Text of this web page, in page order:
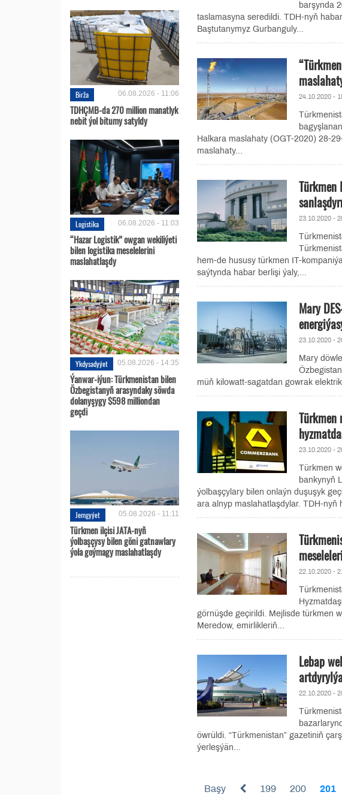
Birža 06.08.2026 - 11:06
TDHÇMB-da 270 million manatlyk
nebit ýol bitumy satyldy
Logistika 06.08.2026 - 11:03
“Hazar Logistik” owgan wekiliýeti
bilen logistika meselelerini
maslahatlaşdy
Ykdysadyýet 05.08.2026 - 14:35
Ýanwar-iýun: Türkmenistan bilen
Özbegistanyň arasyndaky söwda
dolanyşygy $598 milliondan
geçdi
Jemgyýet 05.08.2026 - 11:11
Türkmen ilçisi JATA-nyň
ýolbaşçysy bilen göni gatnawlary
ýola goýmagy maslahatlaşdy
barşynda
taslamasyna seredildi. TDH-nyň
Baştutanymyz Gurbanguly...
24.10.2020 -
Halkara maslahaty (OGT-2020) 28-
maslahaty...
23.10.2020 -
hem-de hususy türkmen IT-
saýtynda habar berlişi ýaly,...
Mary
23.10.2020 -
Mary
müň kilowatt-sagatdan gowrak
Türkmen
23.10.2020 -
Türkmen
bankynyň
ýolbaşçylary bilen onlaýn duşuşyk
ara alnyp maslahatlaşdylar. TDH-nyň
22.10.2020 -
görnüşde geçirildi. Mejlisde türkmen
Meredow, emirlikleriň...
Lebap
22.10.2020 -
öwrüldi. “Türkmenistan” gazetiniň
ýerleşýän...
Başy 199 200 201